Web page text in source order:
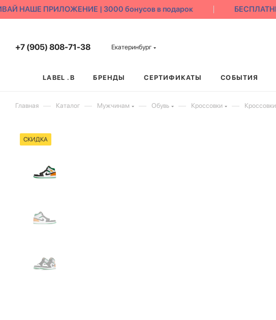
НАШЕ ПРИЛОЖЕНИЕ | 3000 бонусов в подарок
+7 (905) 808-71-38 Екатеринбург
LABEL .B БРЕНДЫ СЕРТИФИКАТЫ СОБЫТИЯ
Главная — Каталог — Мужчинам — Обувь — Кроссовки —
СКИДКА